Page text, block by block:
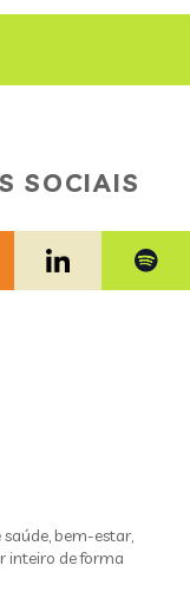
SOCIAIS
bem-estar,
inteiro de forma